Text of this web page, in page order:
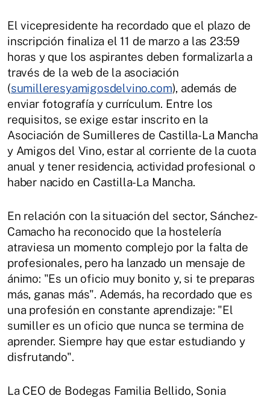
El vicepresidente ha recordado que el plazo de
inscripción finaliza el 11 de marzo a las 23:59
horas y que los aspirantes deben formalizarla a
través de la web de la asociación
(sumilleresyamigosdelvino.com), además de
enviar fotografía y currículum. Entre los
requisitos, se exige estar inscrito en la
Asociación de Sumilleres de Castilla-La Mancha
y Amigos del Vino, estar al corriente de la cuota
anual y tener residencia, actividad profesional o
haber nacido en Castilla-La Mancha.
En relación con la situación del sector, Sánchez-
Camacho ha reconocido que la hostelería
atraviesa un momento complejo por la falta de
profesionales, pero ha lanzado un mensaje de
ánimo: "Es un oficio muy bonito y, si te preparas
más, ganas más". Además, ha recordado que es
una profesión en constante aprendizaje: "El
sumiller es un oficio que nunca se termina de
aprender. Siempre hay que estar estudiando y
disfrutando".
La CEO de Bodegas Familia Bellido, Sonia